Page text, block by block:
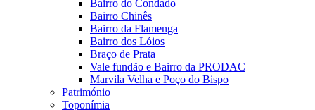
Bairro do Condado
Bairro Chinês
Bairro da Flamenga
Bairro dos Lóios
Braço de Prata
Vale fundão e Bairro da PRODAC
Marvila Velha e Poço do Bispo
Património
Toponímia